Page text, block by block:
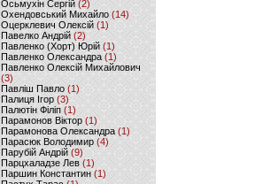
Осьмухін Сергій (2)
Охендовський Михайло (14)
Оцерклевич Олексій (1)
Павелко Андрій (2)
Павленко (Хорт) Юрій (1)
Павленко Олександра (1)
Павленко Олексій Михайлович
(3)
Павліш Павло(1)
Палиця Ігор (3)
Палютін Філіп(1)
Парамонов Віктор (1)
Парамонова Олександра(1)
Парасюк Володимир(4)
Парубій Андрій (9)
Парцхаладзе Лев (1)
Паршин Константин(1)